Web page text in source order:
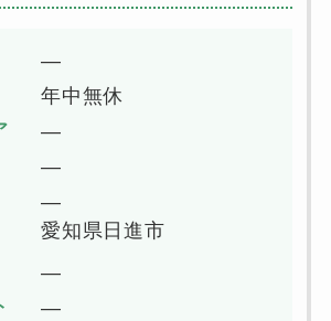
―
年中無休
―
―
―
愛知県日進市
―
―